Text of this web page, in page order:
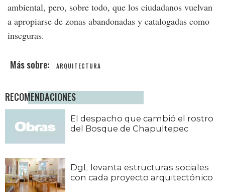
ambiental, pero, sobre todo, que los ciudadanos vuelvan
a apropiarse de zonas abandonadas y catalogadas como
inseguras.
ARQUITECTURA
RECOMENDACIONES
El despacho que cambió el rostro
del Bosque de Chapultepec
DgL levanta estructuras sociales
con cada proyecto arquitectónico